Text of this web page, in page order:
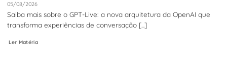
05/08/2026
Saiba mais sobre o GPT-Live: a nova arquitetura da OpenAI que
transforma experiências de conversação [...]
Ler Matéria